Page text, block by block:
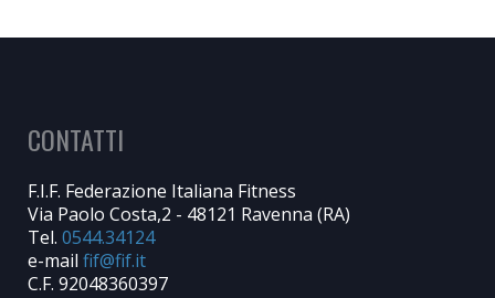
CONTATTI
F.I.F. Federazione Italiana Fitness
Via Paolo Costa,2 - 48121 Ravenna (RA)
Tel. 0544.34124
e-mail
C.F. 92048360397